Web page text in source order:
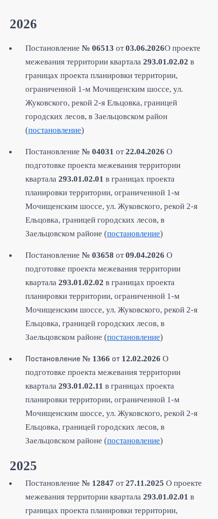
2026
Постановление № 06513 от03.06.2026О проекте
межевания территории квартала 293.01.02.02 в
границах проекта планировки территории,
ограниченной 1-м Мочищенским шоссе, ул.
Жуковского, рекой 2-я Ельцовка, границей
городских лесов, в Заельцовском район
(постановление)
Постановление № 04031 от22.04.2026 О
подготовке проекта межевания территории
квартала 293.01.02.01 в границах проекта
планировки территории, ограниченной 1-м
Мочищенским шоссе, ул. Жуковского, рекой 2-я
Ельцовка, границей городских лесов, в
Заельцовском районе (постановление)
Постановление № 03658 от09.04.2026 О
подготовке проекта межевания территории
квартала 293.01.02.02 в границах проекта
планировки территории, ограниченной 1-м
Мочищенским шоссе, ул. Жуковского, рекой 2-я
Ельцовка, границей городских лесов, в
Заельцовском районе (постановление)
Постановление № 1366 от 12.02.2026 О
подготовке проекта межевания территории
квартала 293.01.02.11 в границах проекта
планировки территории, ограниченной 1-м
Мочищенским шоссе, ул. Жуковского, рекой 2-я
Ельцовка, границей городских лесов, в
Заельцовском районе (постановление)
2025
Постановление № 12847 от27.11.2025 О проекте
межевания территории квартала 293.01.02.01 в
границах проекта планировки территории,